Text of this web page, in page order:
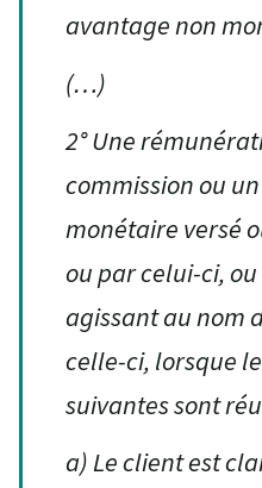
avantage non
(…)
2° Une
commission ou
monétaire versé
ou par celui-ci,
agissant au nom
celle-ci, lorsque
suivantes sont
a)Le client est